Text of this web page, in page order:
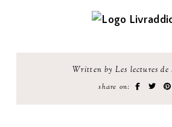
Written by Les lectures de
share on: